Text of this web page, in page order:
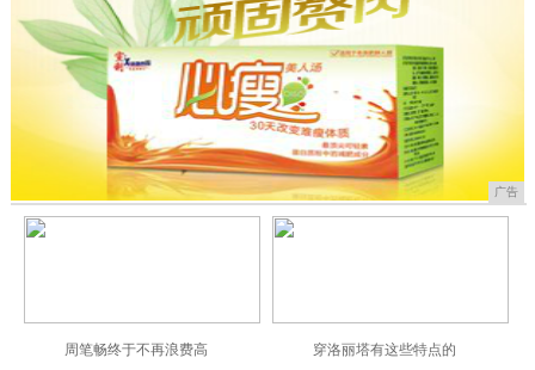
广告
周笔畅终于不再浪费高 穿洛丽塔有这些特点的